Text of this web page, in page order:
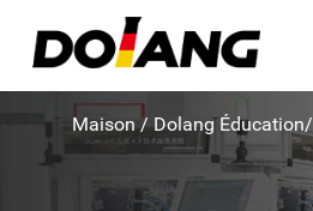
Maison / Dolang Éducation/